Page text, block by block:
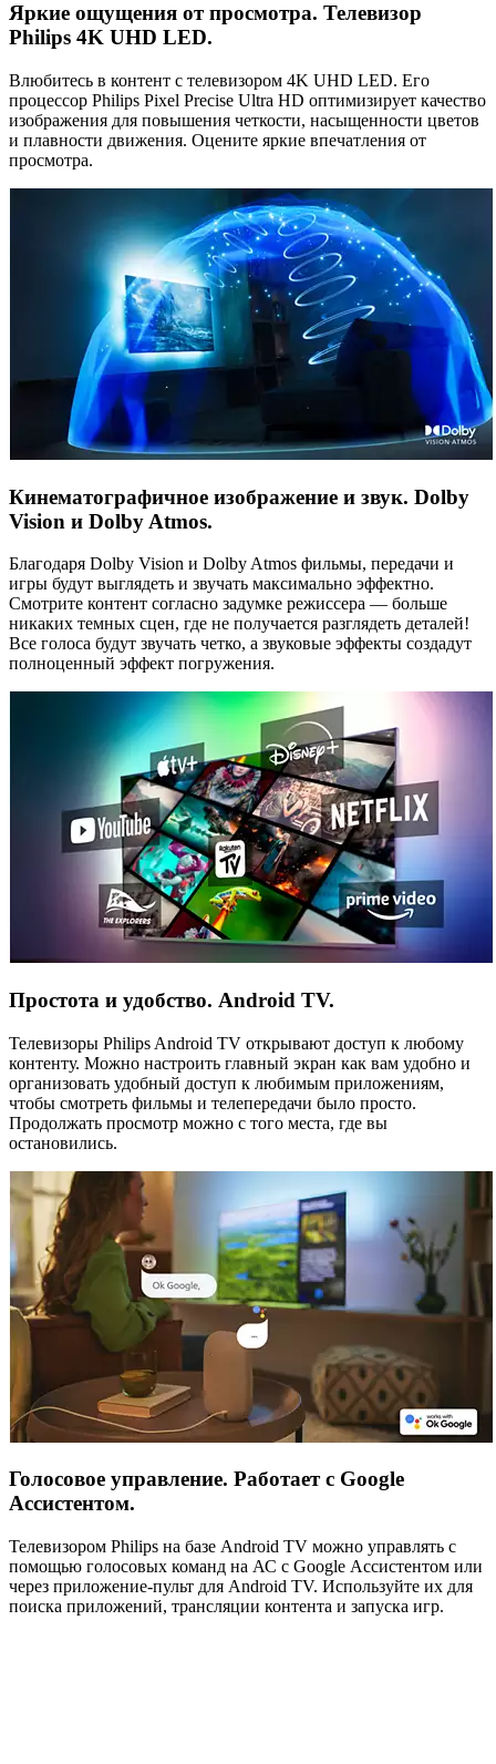
Яркие ощущения от просмотра. Телевизор
Philips 4K UHD LED.
Влюбитесь в контент с телевизором 4K UHD LED. Его
процессор Philips Pixel Precise Ultra HD оптимизирует качество
изображения для повышения четкости, насыщенности цветов
и плавности движения. Оцените яркие впечатления от
просмотра.
Кинематографичное изображение и звук. Dolby
Vision и Dolby Atmos.
Благодаря Dolby Vision и Dolby Atmos фильмы, передачи и
игры будут выглядеть и звучать максимально эффектно.
Смотрите контент согласно задумке режиссера — больше
никаких темных сцен, где не получается разглядеть деталей!
Все голоса будут звучать четко, а звуковые эффекты создадут
полноценный эффект погружения.
Простота и удобство. Android TV.
Телевизоры Philips Android TV открывают доступ к любому
контенту. Можно настроить главный экран как вам удобно и
организовать удобный доступ к любимым приложениям,
чтобы смотреть фильмы и телепередачи было просто.
Продолжать просмотр можно с того места, где вы
остановились.
Голосовое управление. Работает с Google
Ассистентом.
Телевизором Philips на базе Android TV можно управлять с
помощью голосовых команд на АС с Google Ассистентом или
через приложение-пульт для Android TV. Используйте их для
поиска приложений, трансляции контента и запуска игр.